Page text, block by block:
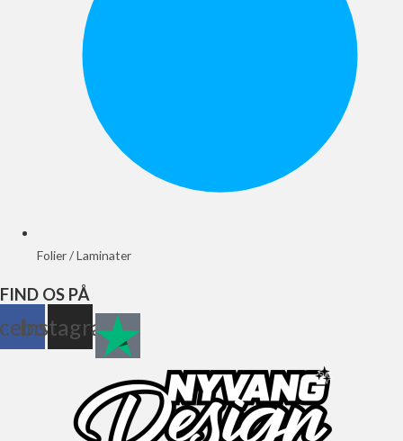
Folier / Laminater
FIND OS PÅ
Instagram